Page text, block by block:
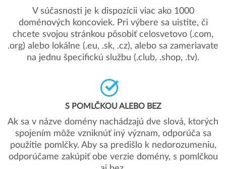
V súčasnosti je k dispozícii viac ako 1000
doménových koncoviek. Pri výbere sa uistite, či
chcete svojou stránkou pôsobiť celosvetovo (.com,
.org) alebo lokálne (.eu, .sk, .cz), alebo sa zameriavate
na jednu špecifickú službu (.club, .shop, .tv).
S POMLČKOU ALEBO BEZ
Ak sa v názve domény nachádzajú dve slová, ktorých
spojením môže vzniknúť iný význam, odporúča sa
použitie pomlčky. Aby sa predišlo k nedorozumeniu,
odporúčame zakúpiť obe verzie domény, s pomlčkou